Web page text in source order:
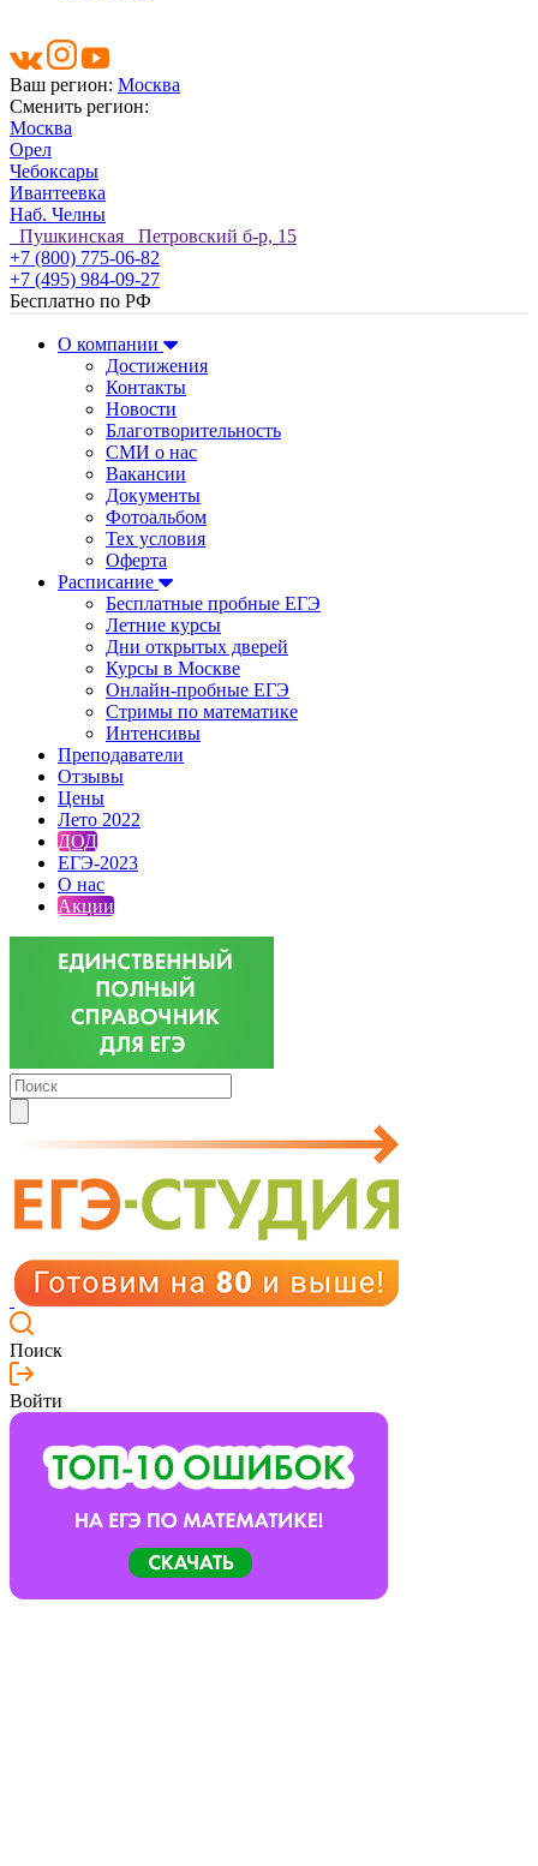
Ваш регион: Москва
Сменить регион:
Москва
Орел
Чебоксары
Ивантеевка
Наб. Челны
Пушкинская Петровский б-р, 15
+7 (800) 775-06-82
+7 (495) 984-09-27
Бесплатно по РФ
О компании
Достижения
Контакты
Новости
Благотворительность
СМИ о нас
Вакансии
Документы
Фотоальбом
Тех условия
Оферта
Расписание
Бесплатные пробные ЕГЭ
Летние курсы
Дни открытых дверей
Курсы в Москве
Онлайн-пробные ЕГЭ
Стримы по математике
Интенсивы
Преподаватели
Отзывы
Цены
Лето 2022
ДОД
ЕГЭ-2023
О нас
Акции
Поиск
Войти